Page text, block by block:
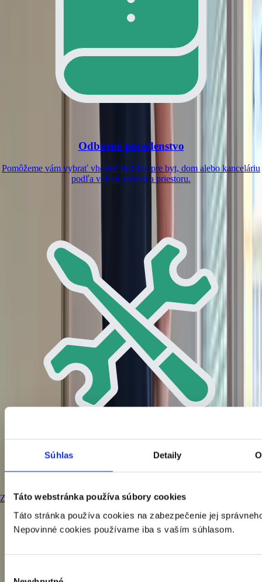
Súhlas Detaily
Táto webstránka používa súbory cookies
Táto stránka používa cookies na zabezpečenie jej
Nepovinné cookies používame iba s vaším súhlasom.
Odborné poradenstvo
Pomôžeme vám vybrať vhodné riešenie pre byt, dom alebo kanceláriu
podľa vašich potrieb a priestoru.
Montáž klimatizácií
Zabezpečíme rýchlu a precíznu montáž klimatizácie v Hlohovci a okolí